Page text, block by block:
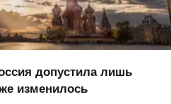
допустила лишь
изменилось